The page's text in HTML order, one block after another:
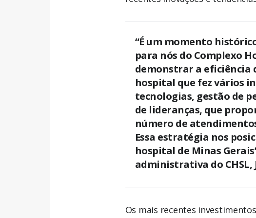
“É um momento
para nós do Complexo
demonstrar a eficiência
hospital que fez vários
tecnologias, gestão de
de lideranças, que
número de
Essa estratégia nos
hospital de Minas
administrativa do CHSL,
Os mais recentes